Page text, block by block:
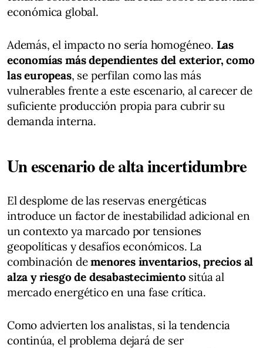
económica global.
Además, el impacto no sería homogéneo. Las
economías más dependientes del exterior, como
las europeas, se perfilan como las más
vulnerables frente a este escenario, al carecer de
suficiente producción propia para cubrir su
demanda interna.
Un escenario de alta incertidumbre
El desplome de las reservas energéticas
introduce un factor de inestabilidad adicional en
un contexto ya marcado por tensiones
geopolíticas y desafíos económicos. La
combinación demenores inventarios, precios al
alza y riesgo de desabastecimientositúa al
mercado energético en una fase crítica.
Como advierten los analistas, si la tendencia
continúa, el problema dejará de ser